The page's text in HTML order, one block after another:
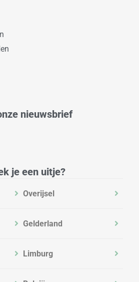
nieuwsbrief
je een uitje?
Overijsel
Gelderland
Limburg